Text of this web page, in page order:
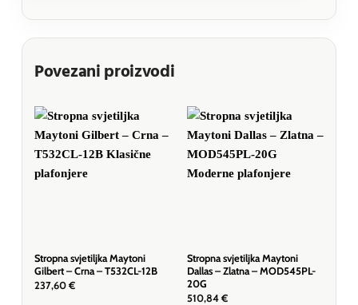
Povezani proizvodi
Stropna svjetiljka Maytoni
Gilbert – Crna – T532CL-12B
237,60 €
Stropna svjetiljka Maytoni
Dallas – Zlatna – MOD545PL-
20G
510,84 €